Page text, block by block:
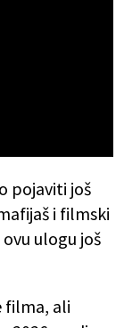
pojaviti još
i filmski
ulogu još
filma, ali